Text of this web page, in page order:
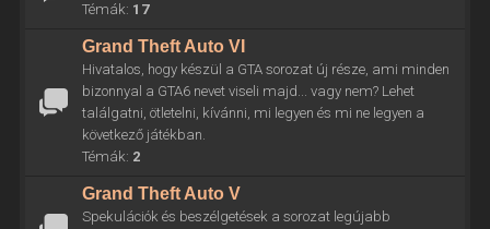
Témák: 17
Grand Theft Auto VI
Hivatalos, hogy készül a GTA sorozat új része, ami minden
bizonnyal a GTA6 nevet viseli majd... vagy nem? Lehet
találgatni, ötletelni, kívánni, mi legyen és mi ne legyen a
következő játékban.
Témák: 2
Grand Theft Auto V
Spekulációk és beszélgetések a sorozat legújabb